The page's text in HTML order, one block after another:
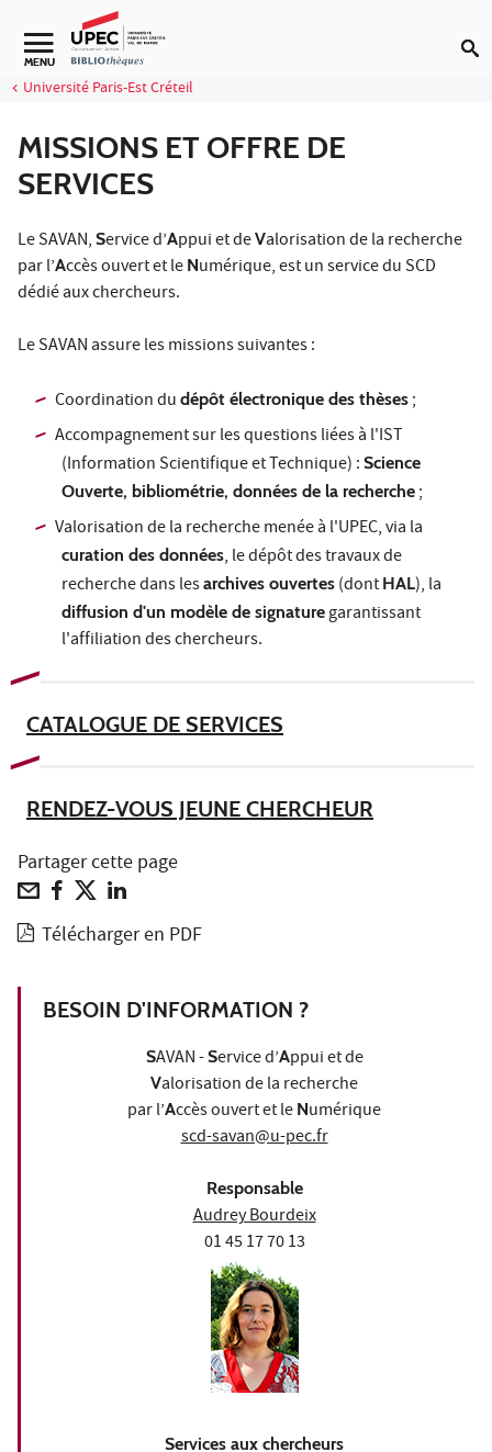
Aller au contenu
Navigation secondaire
MENU
Université Paris-Est Créteil
MISSIONS ET OFFRE DE
SERVICES
Le SAVAN, Service d’Appui et deValorisation de la recherche
par l’Accès ouvert et le Numérique, est un service du SCD
dédié aux chercheurs.
Le SAVAN assure les missions suivantes :
Coordination dudépôt électronique des thèses ;
Accompagnement sur les questions liées à l'IST
(Information Scientifique et Technique) : Science
Ouverte, bibliométrie, données de la recherche ;
Valorisation de la recherche menée à l'UPEC, via la
curation des données, le dépôt des travaux de
recherche dans lesarchives ouvertes (dont HAL), la
diffusion d'un modèle de signaturegarantissant
l'affiliation des chercheurs.
CATALOGUE DE SERVICES
RENDEZ-VOUS JEUNE CHERCHEUR
Partager cette page
Télécharger en PDF
BESOIN D'INFORMATION ?
SAVAN -Service d’Appui et de
Valorisation de la recherche
par l’Accès ouvert et le Numérique
scd-savan@u-pec.fr
Responsable
Audrey Bourdeix
01 45 17 70 13
Services aux chercheurs